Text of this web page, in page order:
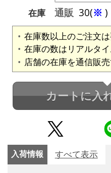
在庫
通販 30(※ )
在庫数以上のご注文
在庫の数はリアルタイ
店舗の在庫を通信販
カートに入
入荷情報 すべて表示